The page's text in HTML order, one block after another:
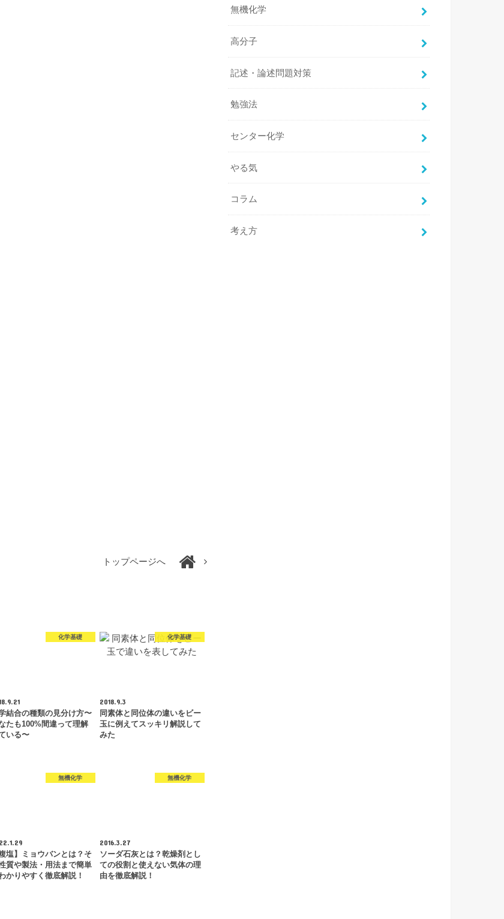
トップページへ
化学基礎
結合の種類の見分け方〜
たも100%間違って理解
いる〜
化学基礎
2018.9.3
同素体と同位体の違いをビー
玉に例えてスッキリ解説して
みた
無機化学
複塩】ミョウバンとは？そ
質や製法・用法まで簡単
かりやすく徹底解説！
無機化学
2016.3.27
ソーダ石灰とは？乾燥剤とし
ての役割と使えない気体の理
由を徹底解説！
無機化学
高分子
記述・論述問題対策
勉強法
センター化学
やる気
コラム
考え方